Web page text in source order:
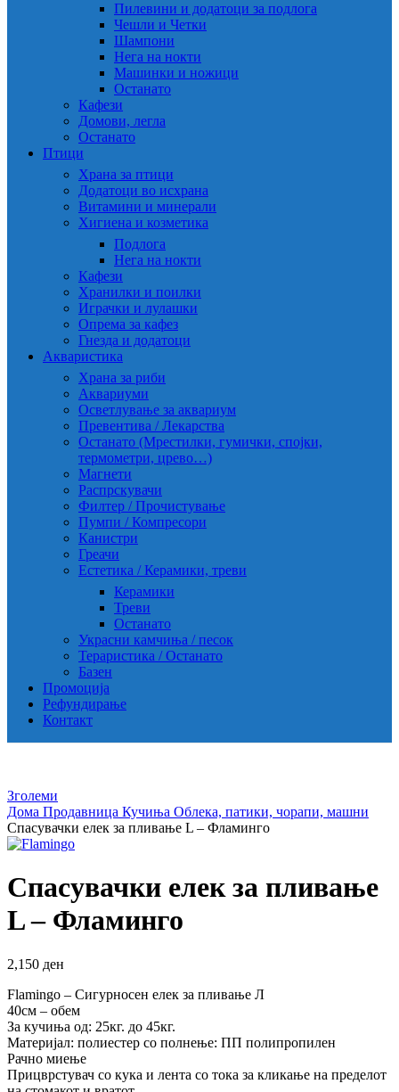
Пилевини и додатоци за подлога
Чешли и Четки
Шампони
Нега на нокти
Машинки и ножици
Останато
Кафези
Домови, легла
Останато
Птици
Храна за птици
Додатоци во исхрана
Витамини и минерали
Хигиена и козметика
Подлога
Нега на нокти
Кафези
Хранилки и поилки
Играчки и лулашки
Опрема за кафез
Гнезда и додатоци
Акваристика
Храна за риби
Аквариуми
Осветлување за аквариум
Превентива / Лекарства
Останато (Мрестилки, гумички, спојки,
термометри, црево…)
Магнети
Распрскувачи
Филтер / Прочистување
Пумпи / Компресори
Канистри
Греачи
Естетика / Керамики, треви
Керамики
Треви
Останато
Украсни камчиња / песок
Тераристика / Останато
Базен
Промоција
Рефундирање
Контакт
Зголеми
Дома Продавница Кучиња Облека, патики, чорапи, машни
Спасувачки елек за пливање L – Фламинго
Спасувачки елек за пливање
L – Фламинго
2,150 ден
Flamingo – Сигурносен елек за пливање Л
40см – обем
За кучиња од: 25кг. до 45кг.
Материјал: полиестер со полнење: ПП полипропилен
Рачно миење
Прицврстувач со кука и лента со тока за кликање на пределот